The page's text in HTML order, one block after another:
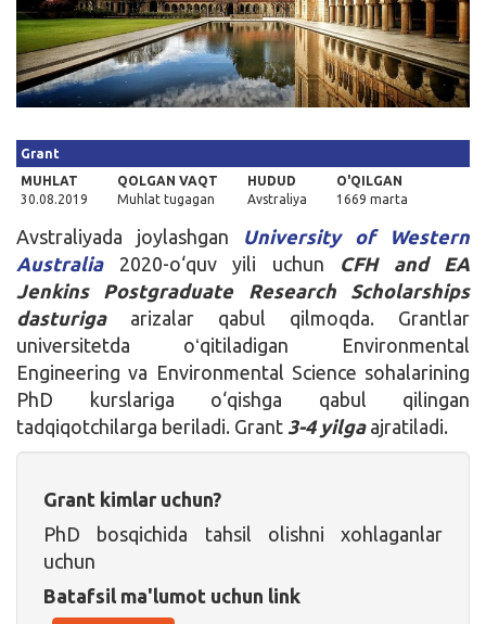
Grant
MUHLAT
30.08.2019
QOLGAN VAQT
Muhlat tugagan
HUDUD
Avstraliya
O'QILGAN
1669 marta
Avstraliyada joylashgan University of Western
Australia2020-o‘quv yili uchun
CFH and EA
Jenkins Postgraduate Research Scholarships
dasturigaarizalar qabul qilmoqda. Grantlar
universitetda oʻqitiladigan Environmental
Engineering va Environmental Science sohalarining
PhD kurslariga o‘qishga qabul qilingan
tadqiqotchilarga beriladi. Grant 3-4 yilgaajratiladi.
Grant kimlar uchun?
PhD bosqichida tahsil olishni xohlaganlar
uchun
Batafsil ma'lumot uchun link